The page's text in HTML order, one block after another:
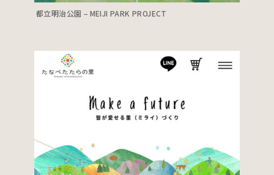
都立明治公園 – MEIJI PARK PROJECT